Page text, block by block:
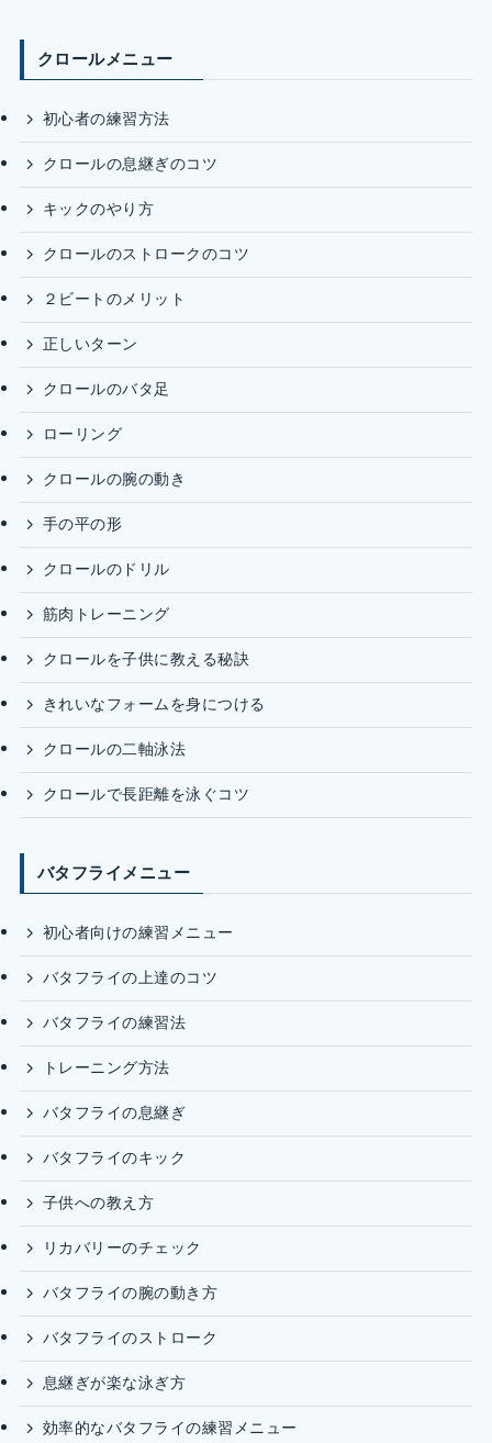
クロールメニュー
初心者の練習方法
クロールの息継ぎのコツ
キックのやり方
クロールのストロークのコツ
２ビートのメリット
正しいターン
クロールのバタ足
ローリング
クロールの腕の動き
手の平の形
クロールのドリル
筋肉トレーニング
クロールを子供に教える秘訣
きれいなフォームを身につける
クロールの二軸泳法
クロールで長距離を泳ぐコツ
バタフライメニュー
初心者向けの練習メニュー
バタフライの上達のコツ
バタフライの練習法
トレーニング方法
バタフライの息継ぎ
バタフライのキック
子供への教え方
リカバリーのチェック
バタフライの腕の動き方
バタフライのストローク
息継ぎが楽な泳ぎ方
効率的なバタフライの練習メニュー